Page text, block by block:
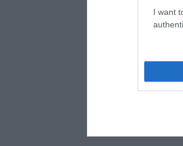
I want
Cartone
packaging